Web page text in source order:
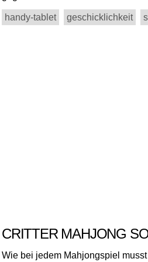
handy-tablet geschicklichkeit
CRITTER MAHJONG
Wie bei jedem Mahjongspiel